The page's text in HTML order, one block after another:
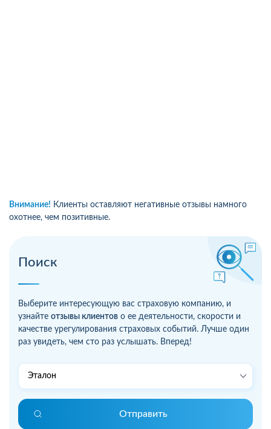
Внимание! Клиенты оставляют негативные отзывы намного
охотнее, чем позитивные.
Поиск
Выберите интересующую вас страховую компанию, и
узнайте отзывы клиентов о ее деятельности, скорости и
качестве урегулирования страховых событий. Лучше один
раз увидеть, чем сто раз услышать. Вперед!
Отправить